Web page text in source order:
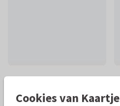
Mooie extra's bij je kaart
Cookies van